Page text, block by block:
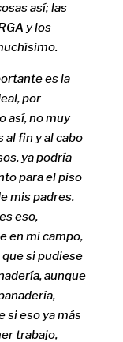
así; las
y los
es la
por
así, no muy
al fin y al cabo
ya podría
para el piso
mis padres.
eso,
en mi campo,
si pudiese
aunque
si eso ya más
trabajo,